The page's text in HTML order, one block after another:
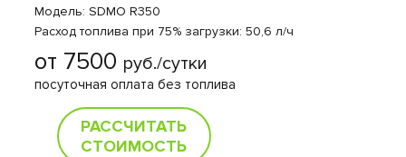
Модель: SDMO R350
Расход топлива при 75% загрузки: 50,6 л/ч
от 7500 руб./сутки
посуточная оплата без топлива
РАССЧИТАТЬ
СТОИМОСТЬ